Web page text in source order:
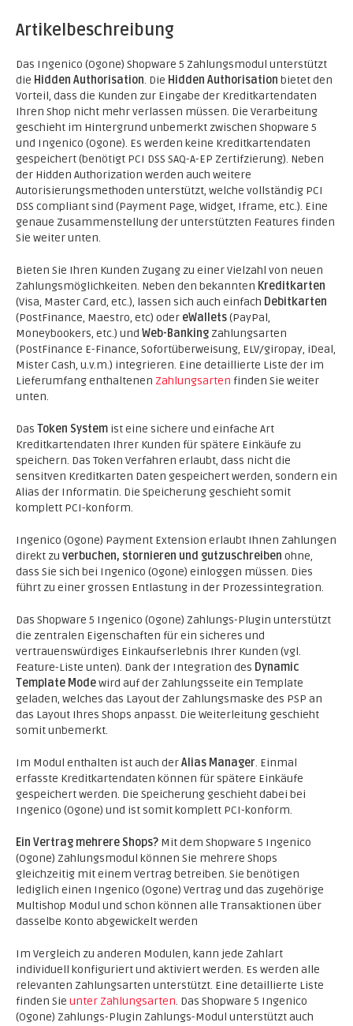
Artikelbeschreibung
Das Ingenico (Ogone) Shopware 5 Zahlungsmodul unterstützt
die Hidden Authorisation. Die Hidden Authorisation bietet den
Vorteil, dass die Kunden zur Eingabe der Kreditkartendaten
Ihren Shop nicht mehr verlassen müssen. Die Verarbeitung
geschieht im Hintergrund unbemerkt zwischen Shopware 5
und Ingenico (Ogone). Es werden keine Kreditkartendaten
gespeichert (benötigt PCI DSS SAQ-A-EP Zertifzierung). Neben
der Hidden Authorization werden auch weitere
Autorisierungsmethoden unterstützt, welche vollständig PCI
DSS compliant sind (Payment Page, Widget, Iframe, etc.). Eine
genaue Zusammenstellung der unterstützten Features finden
Sie weiter unten.
Bieten Sie Ihren Kunden Zugang zu einer Vielzahl von neuen
Zahlungsmöglichkeiten. Neben den bekannten Kreditkarten
(Visa, Master Card, etc.), lassen sich auch einfach Debitkarten
(PostFinance, Maestro, etc) oder eWallets(PayPal,
Moneybookers, etc.) und Web-Banking Zahlungsarten
(PostFinance E-Finance, Sofortüberweisung, ELV/giropay, iDeal,
Mister Cash, u.v.m.) integrieren. Eine detaillierte Liste der im
Lieferumfang enthaltenen Zahlungsarten finden Sie weiter
unten.
Das Token System ist eine sichere und einfache Art
Kreditkartendaten Ihrer Kunden für spätere Einkäufe zu
speichern. Das Token Verfahren erlaubt, dass nicht die
sensitven Kreditkarten Daten gespeichert werden, sondern ein
Alias der Informatin. Die Speicherung geschieht somit
komplett PCI-konform.
Ingenico (Ogone) Payment Extension erlaubt Ihnen Zahlungen
direkt zu verbuchen, stornieren und gutzuschreiben ohne,
dass Sie sich bei Ingenico (Ogone) einloggen müssen. Dies
führt zu einer grossen Entlastung in der Prozessintegration.
Das Shopware 5 Ingenico (Ogone) Zahlungs-Plugin unterstützt
die zentralen Eigenschaften für ein sicheres und
vertrauenswürdiges Einkaufserlebnis Ihrer Kunden (vgl.
Feature-Liste unten). Dank der Integration des Dynamic
Template Modewird auf der Zahlungsseite ein Template
geladen, welches das Layout der Zahlungsmaske des PSP an
das Layout Ihres Shops anpasst. Die Weiterleitung geschieht
somit unbemerkt.
Im Modul enthalten ist auch derAlias Manager. Einmal
erfasste Kreditkartendaten können für spätere Einkäufe
gespeichert werden. Die Speicherung geschieht dabei bei
Ingenico (Ogone) und ist somit komplett PCI-konform.
Ein Vertrag mehrere Shops? Mit dem Shopware 5 Ingenico
(Ogone) Zahlungsmodul können Sie mehrere Shops
gleichzeitig mit einem Vertrag betreiben. Sie benötigen
lediglich einen Ingenico (Ogone) Vertrag und das zugehörige
Multishop Modul und schon können alle Transaktionen über
dasselbe Konto abgewickelt werden
Im Vergleich zu anderen Modulen, kann jede Zahlart
individuell konfiguriert und aktiviert werden. Es werden alle
relevanten Zahlungsarten unterstützt. Eine detaillierte Liste
finden Sie unter Zahlungsarten. Das Shopware 5 Ingenico
(Ogone) Zahlungs-Plugin Zahlungs-Modul unterstützt auch